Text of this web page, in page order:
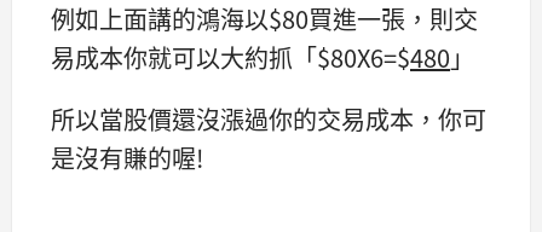
例如上面講的鴻海以$80買進一張，則交
易成本你就可以大約抓「$80X6=$480 」
所以當股價還沒漲過你的交易成本，你可
是沒有賺的喔!